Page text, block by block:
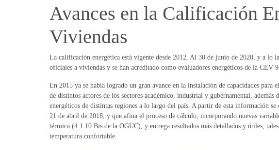
Avances en la Calificación
Viviendas
La calificación energética está vigente desde 2012. Al 30 de junio de 2020, y a lo
oficiales a viviendas y se han acreditado como evaluadores energéticos de la CEV
En 2015 ya se había logrado un gran avance en la instalación de capacidades
de distintos actores de los sectores académico, industrial y gubernamental,
energéticos de distintas regiones a lo largo del país. A partir de esta información
21 de abril de 2018, y que afina el proceso de cálculo, incorporando nuevas
térmica (4.1.10 Bis de la OGUC), y entrega resultados más detallados y útiles,
temperatura confortable.